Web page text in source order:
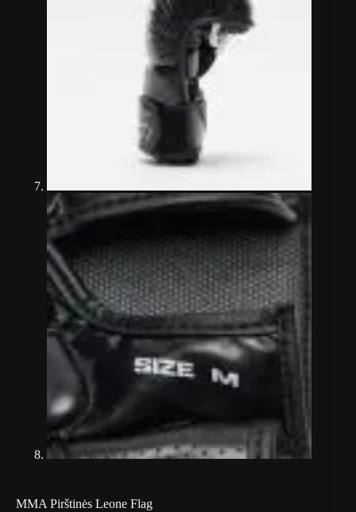
MMA Pirštinės Leone Flag